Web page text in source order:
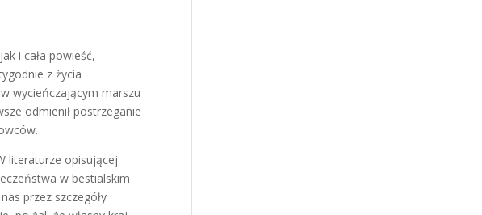
i cała powieść,
z życia
wycieńczającym marszu
odmienił postrzeganie
literaturze opisującej
w bestialskim
przez szczegóły